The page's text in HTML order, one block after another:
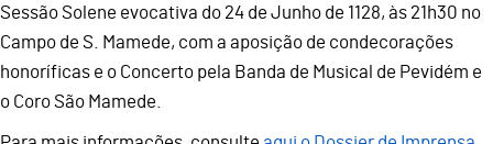
Sessão Solene evocativa do 24 de Junho de 1128, às 21h30 no
Campo de S. Mamede, com a aposição de condecorações
honoríficas e o Concerto pela Banda de Musical de Pevidém e
o Coro São Mamede.